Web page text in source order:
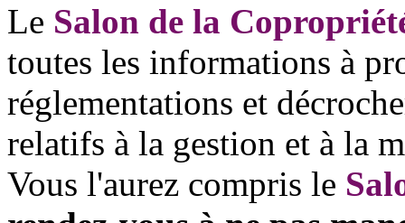
Le Salon de la
toutes les informations à
réglementations et
relatifs à la gestion et à la
Vous l'aurez compris le